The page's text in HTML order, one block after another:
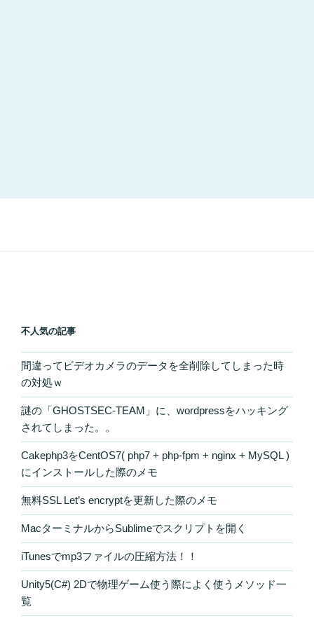
不人気の記事
間違ってビデオカメラのデータを全削除してしまった時
の対処ｗ
謎の「GHOSTSEC-TEAM」に、wordpressをハッキング
されてしまった。。
Cakephp3をCentOS7( php7 + php-fpm + nginx + MySQL )
にインストールした際のメモ
無料SSL Let’s encryptを更新した際のメモ
MacターミナルからSublimeでスクリプトを開く
iTunesでmp3ファイルの圧縮方法！！
Unity5(C#) 2Dで物理ゲーム使う際によく使うメソッド一
覧